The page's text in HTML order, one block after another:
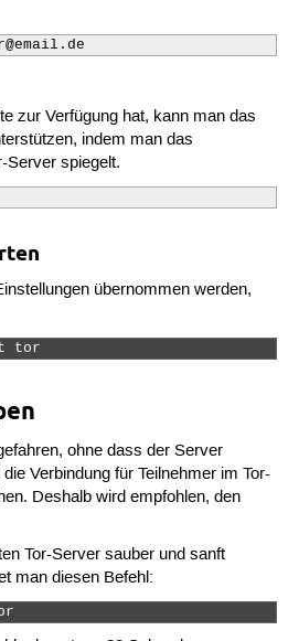
zur Verfügung hat, kann man das
indem man das
Server spiegelt.
übernommen werden,
tor
ohne dass der Server
Verbindung für Teilnehmer im Tor-
Deshalb wird empfohlen, den
Tor-Server sauber und sanft
man diesen Befehl: